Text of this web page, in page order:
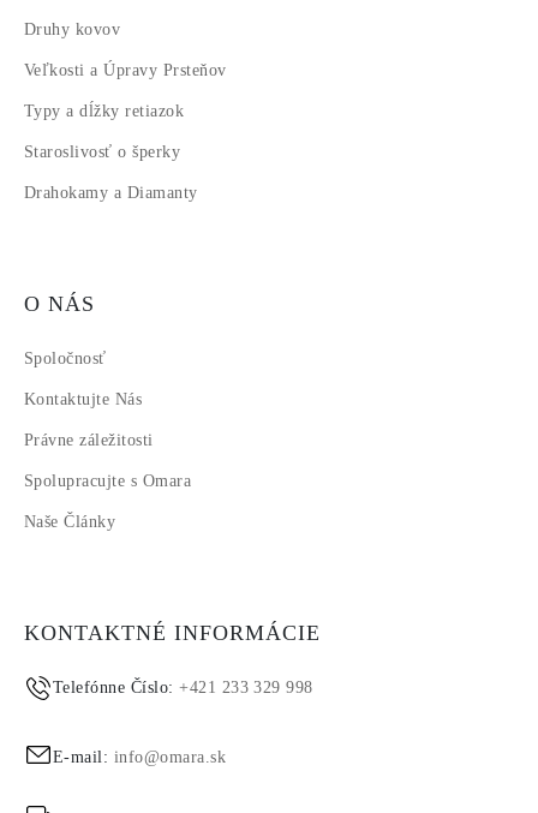
Druhy kovov
Veľkosti a Úpravy Prsteňov
Typy a dĺžky retiazok
Staroslivosť o šperky
Drahokamy a Diamanty
O NÁS
Spoločnosť
Kontaktujte Nás
Právne záležitosti
Spolupracujte s Omara
Naše Články
KONTAKTNÉ INFORMÁCIE
Telefónne Číslo:+421 233 329 998
E-mail: info@omara.sk